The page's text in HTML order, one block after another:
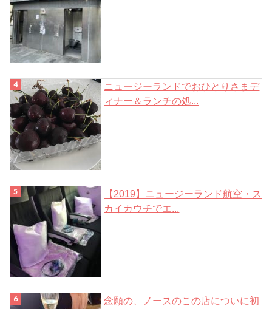
ニュージーランドでおひとりさまデ
ィナー＆ランチの処...
【2019】ニュージーランド航空・ス
カイカウチでエ...
念願の、ノースのこの店についに初